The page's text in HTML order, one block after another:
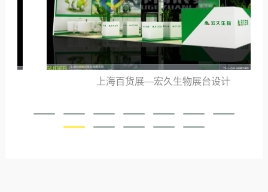
上海百货展—宏久生物展台设计